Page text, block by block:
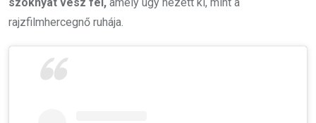
rajzfilmhercegnő ruhája.